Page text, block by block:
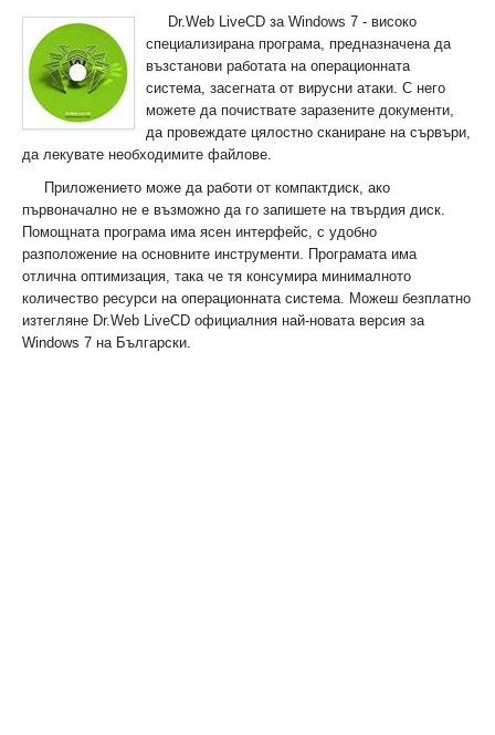
Dr.Web LiveCD за Windows 7 - високо
специализирана програма, предназначена да
възстанови работата на операционната
система, засегната от вирусни атаки. С него
можете да почиствате заразените документи,
да провеждате цялостно сканиране на сървъри,
да лекувате необходимите файлове.
Приложението може да работи от компактдиск, ако
първоначално не е възможно да го запишете на твърдия диск.
Помощната програма има ясен интерфейс, с удобно
разположение на основните инструменти. Програмата има
отлична оптимизация, така че тя консумира минималното
количество ресурси на операционната система. Можеш безплатно
изтегляне Dr.Web LiveCD официалния най-новата версия за
Windows 7 на Български.